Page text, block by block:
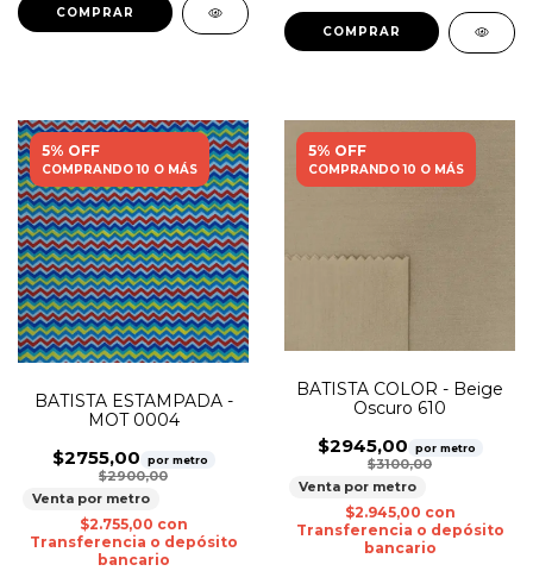
5% OFF
COMPRANDO 10 O MÁS
BATISTA ESTAMPADA -
MOT 0004
$2755,00 por metro
$2900,00
Venta por metro
$2.755,00 con
Transferencia o depósito
bancario
5% OFF
COMPRANDO 10 O MÁS
BATISTA COLOR - Beige
Oscuro 610
$2945,00 por metro
$3100,00
Venta por metro
$2.945,00 con
Transferencia o depósito
bancario